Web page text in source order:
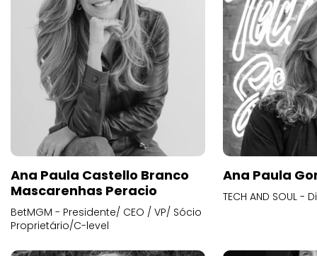
Ana Paula Castello Branco
Mascarenhas Peracio
BetMGM - Presidente/ CEO / VP/ Sócio
Proprietário/C-level
Ana Paula
TECH AND SOUL